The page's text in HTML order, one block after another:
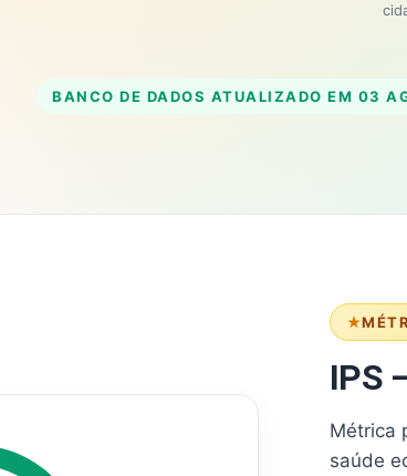
BANCO DE DADOS ATUALIZADO EM 03
IPS
Métrica
saúde